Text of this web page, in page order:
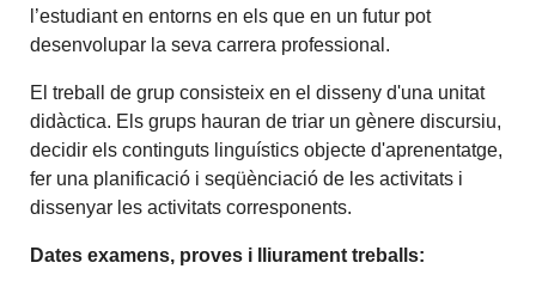
l’estudiant en entorns en els que en un futur pot
desenvolupar la seva carrera professional.
El treball de grup consisteix en el disseny d'una unitat
didàctica. Els grups hauran de triar un gènere discursiu,
decidir els continguts linguístics objecte d'aprenentatge,
fer una planificació i seqüènciació de les activitats i
dissenyar les activitats corresponents.
Dates examens, proves i lliurament treballs: